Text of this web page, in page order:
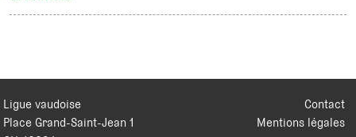
Contact
Mentions légales
Ligue vaudoise
Place Grand-Saint-Jean 1